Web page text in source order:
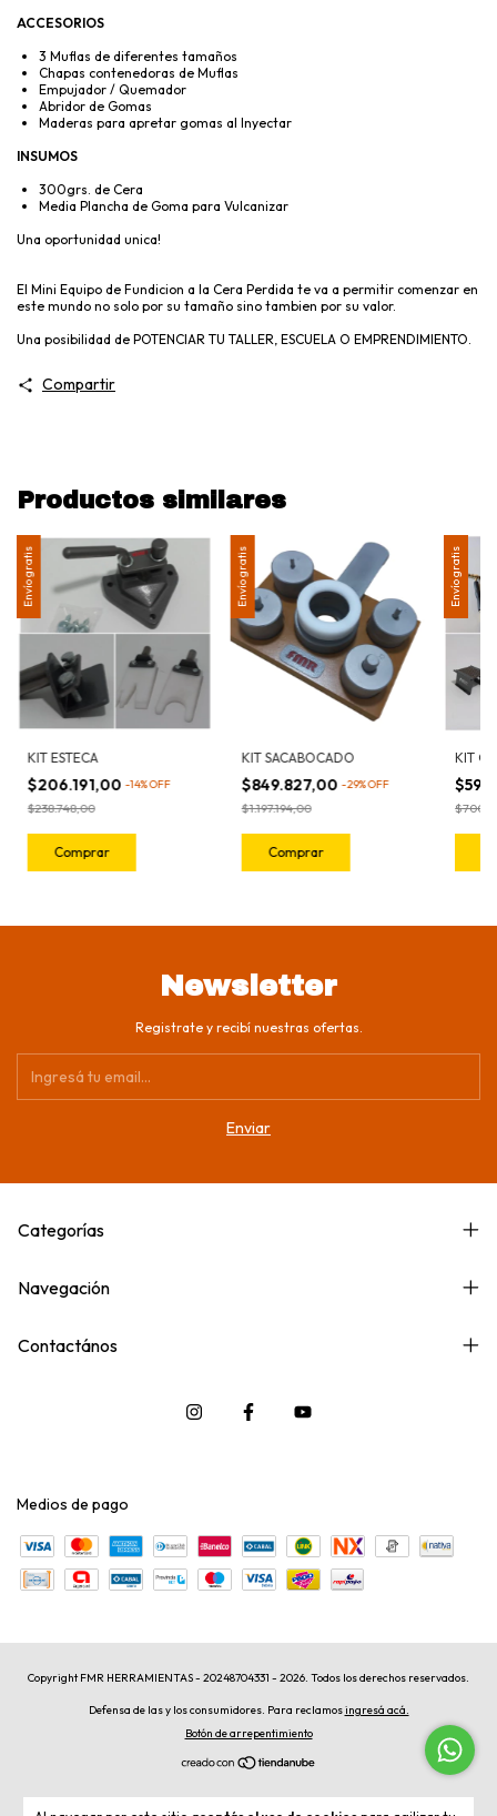
ACCESORIOS
3 Muflas de diferentes tamaños
Chapas contenedoras de Muflas
Empujador / Quemador
Abridor de Gomas
Maderas para apretar gomas al Inyectar
INSUMOS
300grs. de Cera
Media Plancha de Goma para Vulcanizar
Una oportunidad unica!
El Mini Equipo de Fundicion a la Cera Perdida te va a permitir comenzar en
este mundo no solo por su tamaño sino tambien por su valor.
Una posibilidad de POTENCIAR TU TALLER, ESCUELA O EMPRENDIMIENTO.
Compartir
Productos similares
Envío gratis
KIT ESTECA
$206.191,00-14%OFF
$238.748,00
Envío gratis
KIT SACABOCADO
$849.827,00-29%OFF
$1.197.194,00
Envío gratis
KIT
Newsletter
Registrate y recibí nuestras ofertas.
Categorías
Navegación
Contactános
Medios de pago
Copyright FMR HERRAMIENTAS - 20248704331 - 2026. Todos los derechos reservados.
Defensa de las y los consumidores. Para reclamosingresá acá.
Botón de arrepentimiento